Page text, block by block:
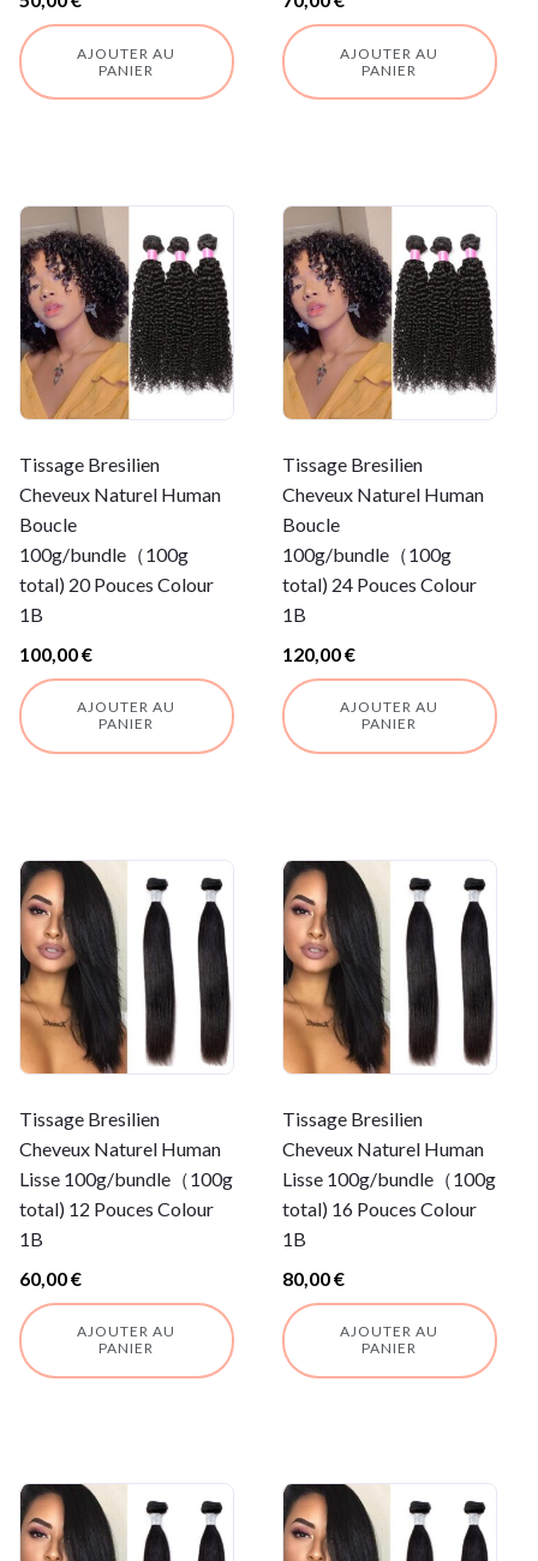
AJOUTER AU
PANIER
AJOUTER AU
PANIER
Tissage Bresilien
Cheveux Naturel Human
Boucle
100g/bundle（100g
total) 20 Pouces Colour
1B
100,00€
AJOUTER AU
PANIER
Tissage Bresilien
Cheveux Naturel Human
Boucle
100g/bundle（100g
total) 24 Pouces Colour
1B
120,00€
AJOUTER AU
PANIER
Tissage Bresilien
Cheveux Naturel Human
Lisse 100g/bundle（100g
total) 12 Pouces Colour
1B
60,00€
AJOUTER AU
PANIER
Tissage Bresilien
Cheveux Naturel Human
Lisse 100g/bundle（100g
total) 16 Pouces Colour
1B
80,00€
AJOUTER AU
PANIER